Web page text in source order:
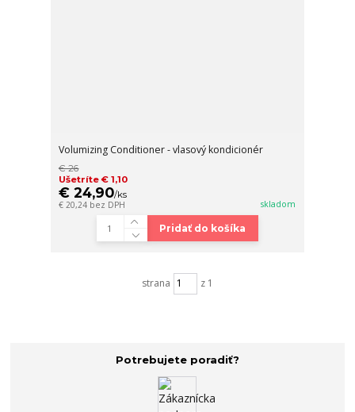
Volumizing Conditioner - vlasový kondicionér
€ 26
Ušetríte € 1,10
€ 24,90/ks
€ 20,24 bez DPH skladom
Pridať do košíka
strana z 1
Potrebujete poradiť?